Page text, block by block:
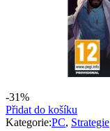
-31%
Přidat do košíku
Kategorie:PC, Strategie